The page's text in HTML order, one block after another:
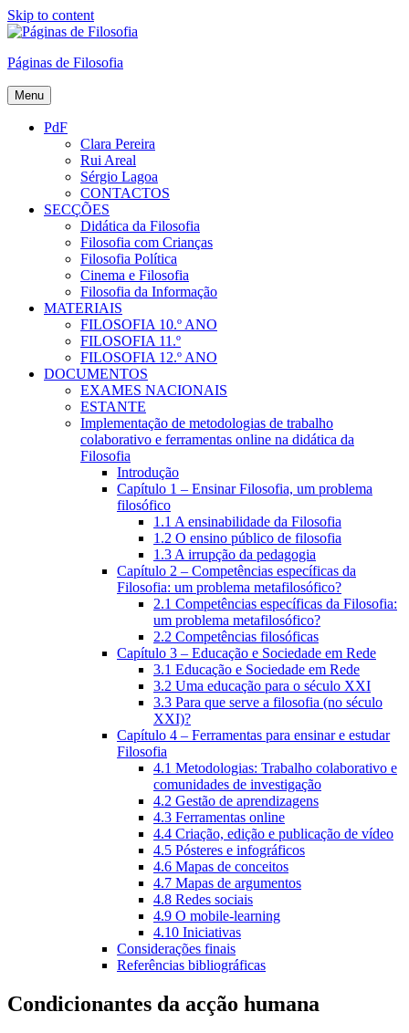
Skip to content
Páginas de Filosofia
Menu
PdF
Clara Pereira
Rui Areal
Sérgio Lagoa
CONTACTOS
SECÇÕES
Didática da Filosofia
Filosofia com Crianças
Filosofia Política
Cinema e Filosofia
Filosofia da Informação
MATERIAIS
FILOSOFIA 10.º ANO
FILOSOFIA 11.º
FILOSOFIA 12.º ANO
DOCUMENTOS
EXAMES NACIONAIS
ESTANTE
Implementação de metodologias de trabalho
colaborativo e ferramentas online na didática da
Filosofia
Introdução
Capítulo 1 – Ensinar Filosofia, um problema
filosófico
1.1 A ensinabilidade da Filosofia
1.2 O ensino público de filosofia
1.3 A irrupção da pedagogia
Capítulo 2 – Competências específicas da
Filosofia: um problema metafilosófico?
2.1 Competências específicas da Filosofia:
um problema metafilosófico?
2.2 Competências filosóficas
Capítulo 3 – Educação e Sociedade em Rede
3.1 Educação e Sociedade em Rede
3.2 Uma educação para o século XXI
3.3 Para que serve a filosofia (no século
XXI)?
Capítulo 4 – Ferramentas para ensinar e estudar
Filosofia
4.1 Metodologias: Trabalho colaborativo e
comunidades de investigação
4.2 Gestão de aprendizagens
4.3 Ferramentas online
4.4 Criação, edição e publicação de vídeo
4.5 Pósteres e infográficos
4.6 Mapas de conceitos
4.7 Mapas de argumentos
4.8 Redes sociais
4.9 O mobile-learning
4.10 Iniciativas
Considerações finais
Referências bibliográficas
Condicionantes da acção humana